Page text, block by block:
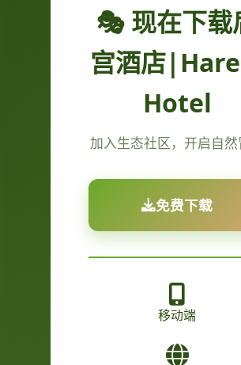
🎭 现在下载
宫酒店
Hotel
加入生态社区，开启自
免费下载
移动端